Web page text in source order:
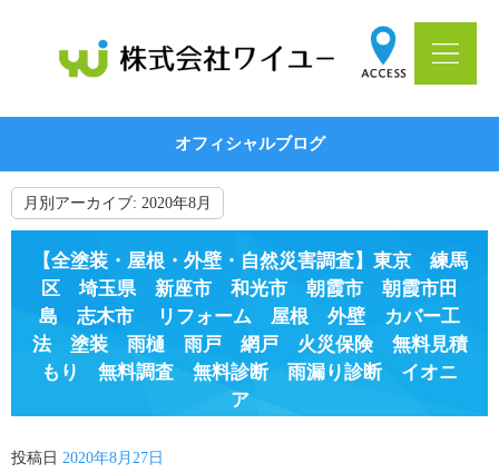
オフィシャルブログ
月別アーカイブ: 2020年8月
【全塗装・屋根・外壁・自然災害調査】東京 練馬
区 埼玉県 新座市 和光市 朝霞市 朝霞市田
島 志木市 リフォーム 屋根 外壁 カバー工
法 塗装 雨樋 雨戸 網戸 火災保険 無料見積
もり 無料調査 無料診断 雨漏り診断 イオニ
ア
投稿日 2020年8月27日